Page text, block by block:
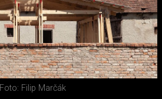
Foto: Filip Marčák